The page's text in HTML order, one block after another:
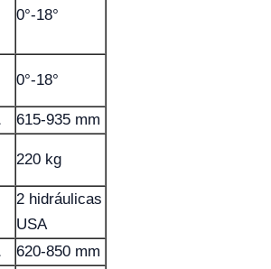
0°-18°
0°-18°
615-935 mm
220 kg
2 hidráulicas
USA
620-850 mm